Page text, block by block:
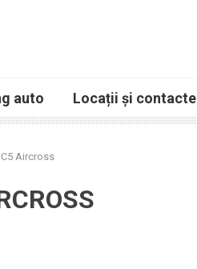
auto Locații și contacte
Aircross